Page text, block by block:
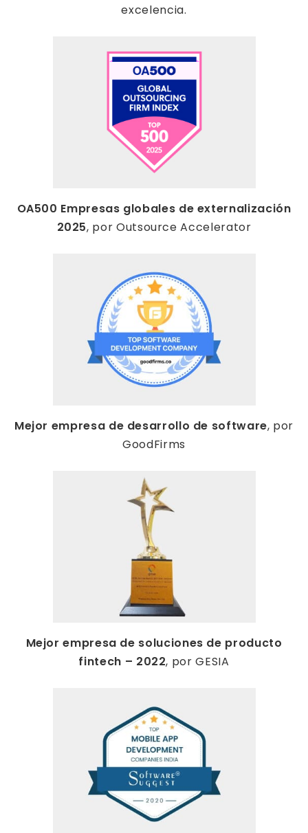
excelencia.
OA500 Empresas globales de externalización
2025, por Outsource Accelerator
Mejor empresa de desarrollo de software, por
GoodFirms
Mejor empresa de soluciones de producto
fintech – 2022, por GESIA